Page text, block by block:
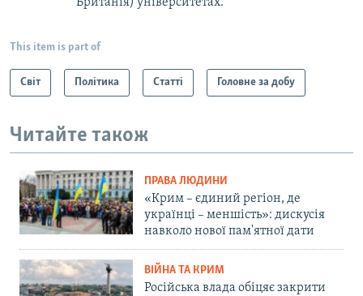
This item is part of
Світ Політика Статті Головне за добу
Читайте також
ПРАВА ЛЮДИНИ
«Крим – єдиний регіон, де
українці – меншість»: дискусія
навколо нової пам'ятної дати
ВІЙНА ТА КРИМ
Російська влада обіцяє закрити